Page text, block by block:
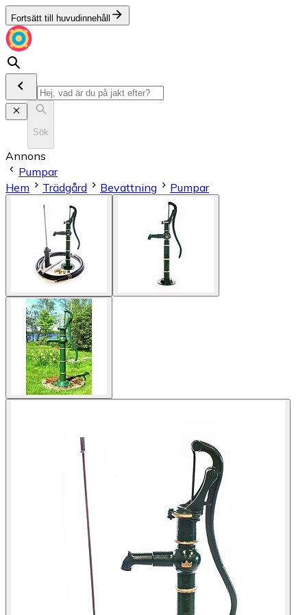
Fortsätt till huvudinnehåll
Sök
Annons
Pumpar
Hem
Trädgård Bevattning Pumpar